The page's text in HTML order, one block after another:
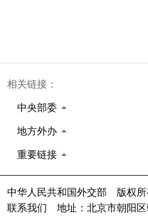
相关链接：
中央部委
地方外办
重要链接
中华人民共和国外交部 版权所
联系我们 地址：北京市朝阳